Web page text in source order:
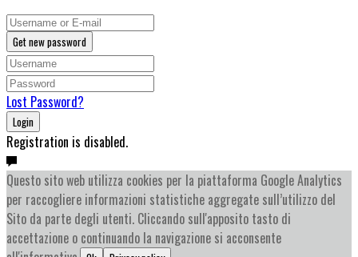
Get new password
Lost Password?
Login
Registration is disabled.
Questo sito web utilizza cookies per la piattaforma Google Analytics
per raccogliere informazioni statistiche aggregate sull’utilizzo del
Sito da parte degli utenti. Cliccando sull'apposito tasto di
accettazione o continuando la navigazione si acconsente